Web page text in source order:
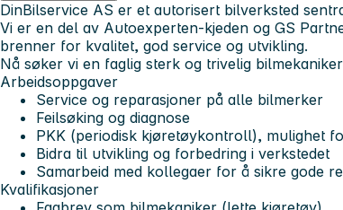
DinBilservice AS er et autorisert bilverksted
Vi er en del av Autoexperten-kjeden og GS
brenner for kvalitet, god service og utvikling.
Nå søker vi en faglig sterk og trivelig
Arbeidsoppgaver
Service og reparasjoner på alle bilmerker
Feilsøking og diagnose
PKK (periodisk kjøretøykontroll), mulighet
Bidra til utvikling og forbedring i verkstedet
Samarbeid med kollegaer for å sikre gode
Kvalifikasjoner